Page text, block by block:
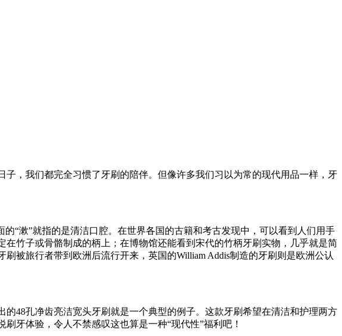
，我们都完全习惯了牙刷的陪伴。但像许多我们习以为常的现代用品一样，牙
“漱”就指的是清洁口腔。在世界各国的古籍和考古发现中，可以看到人们用手
竹子或骨骼制成的柄上；在博物馆还能看到宋代的竹柄牙刷实物，几乎就是简
被旅行者带到欧洲后流行开来，英国的William Addis制造的牙刷则是欧洲公认
48孔净齿亮洁宽头牙刷就是一个典型的例子。这款牙刷希望在清洁和护理两方
牙体验，令人不禁感叹这也算是一种“现代性”福利吧！